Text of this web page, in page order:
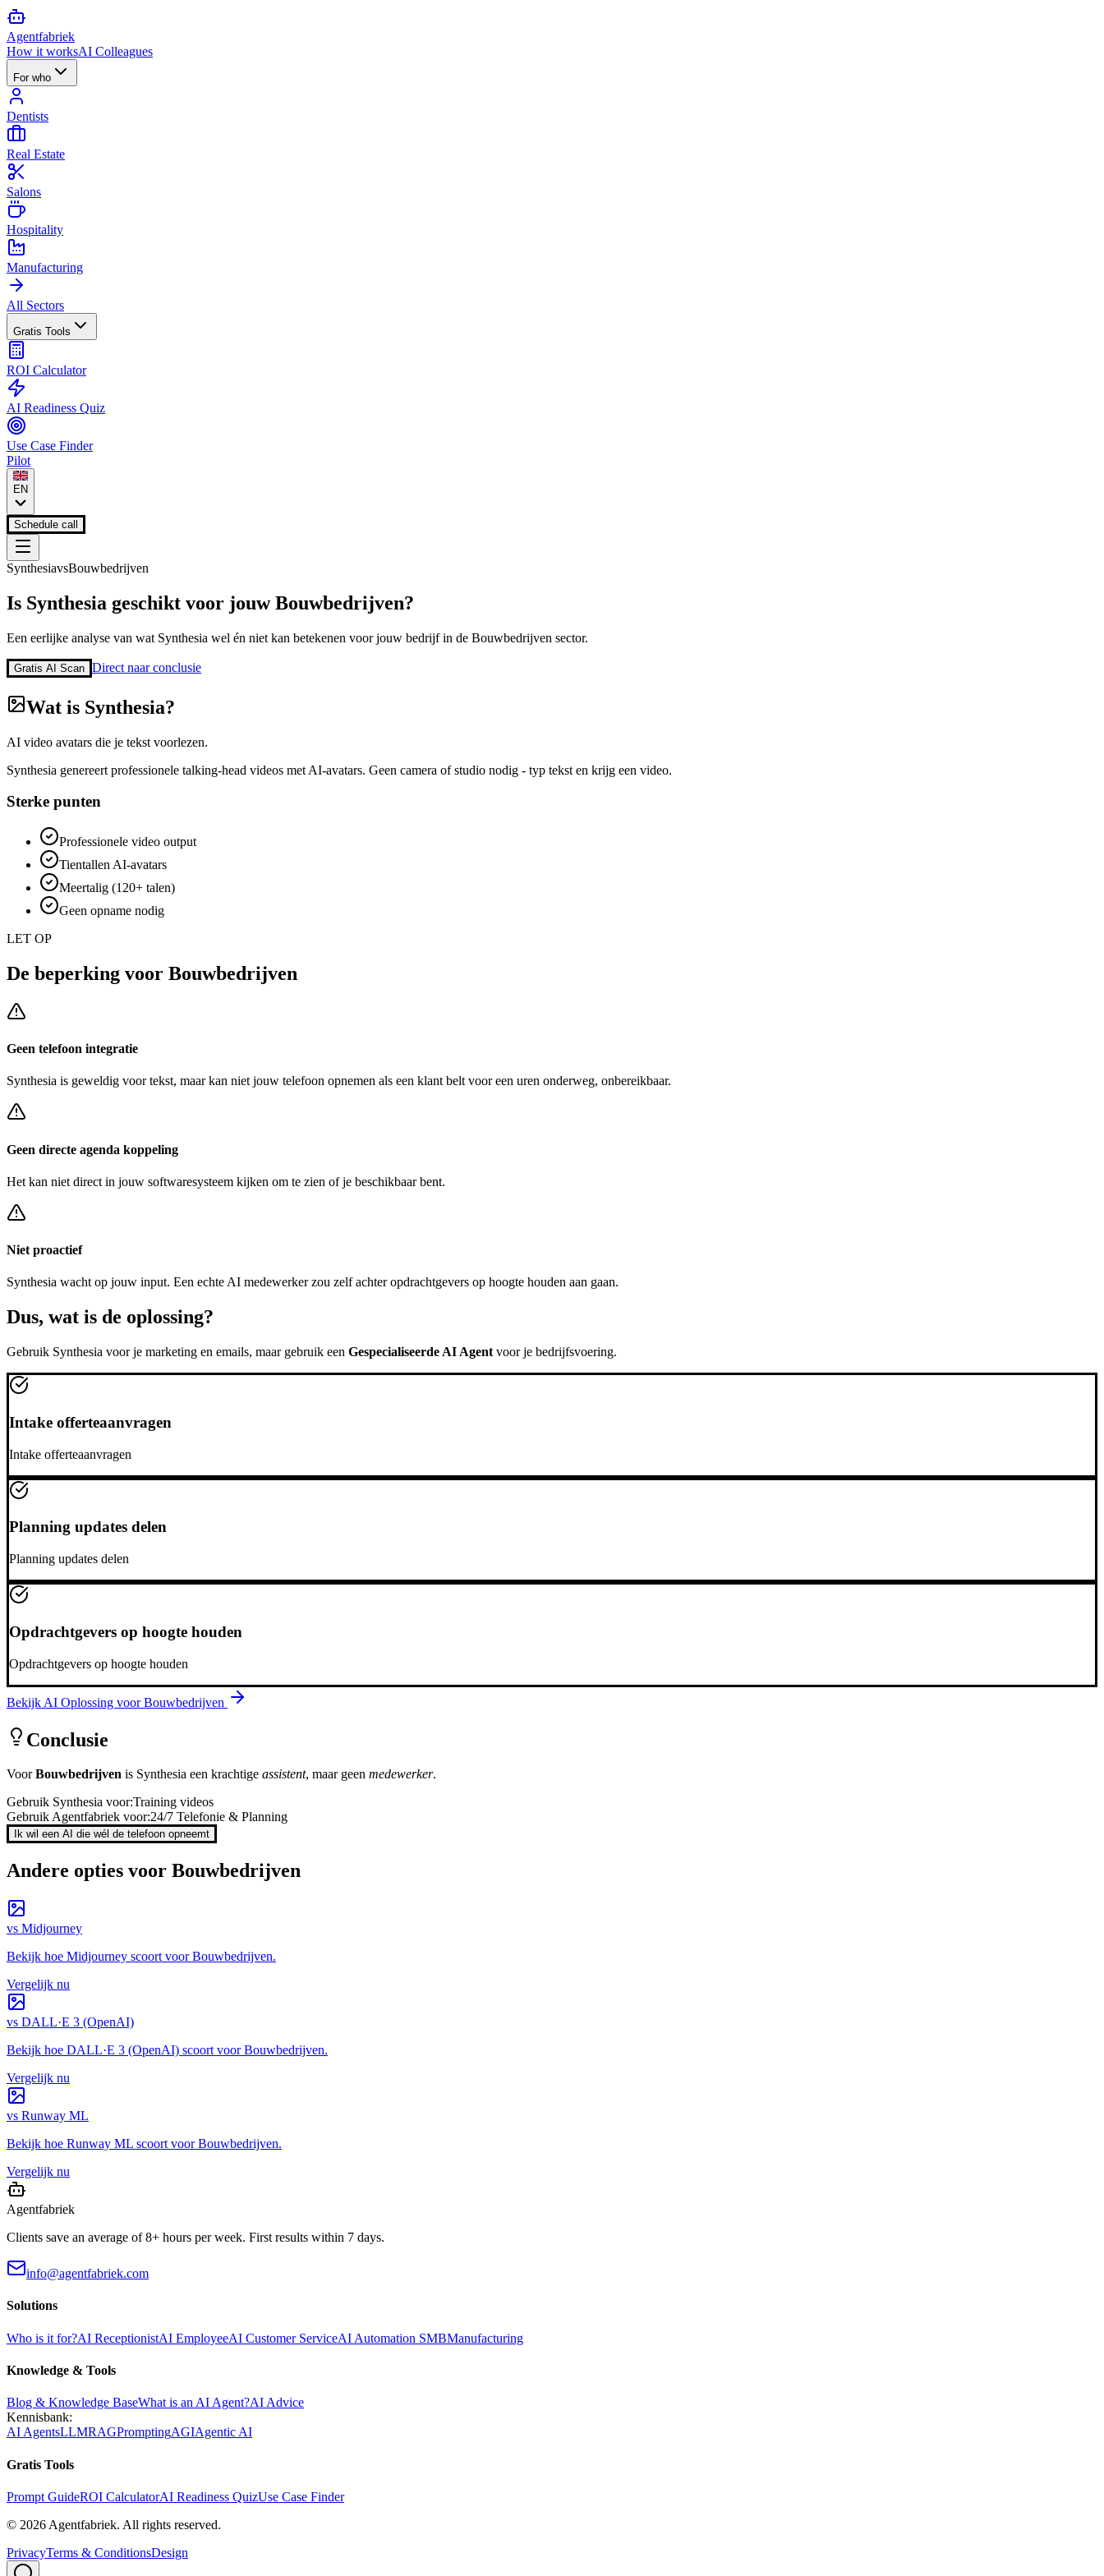
Agentfabriek
How it worksAI Colleagues
For who
Dentists
Real Estate
Salons
Hospitality
Manufacturing
All Sectors
Gratis Tools
ROI Calculator
AI Readiness Quiz
Use Case Finder
Pilot
EN
Schedule call
SynthesiavsBouwbedrijven
Is Synthesia geschikt voor jouwBouwbedrijven?
Een eerlijke analyse van wat Synthesia wel én niet kan betekenen voor jouw bedrijf in de Bouwbedrijven sector.
Gratis AI Scan Direct naar conclusie
Wat is Synthesia?
AI video avatars die je tekst voorlezen.
Synthesia genereert professionele talking-head videos met AI-avatars. Geen camera of studio nodig - typ tekst en krijg een video.
Sterke punten
Professionele video output
Tientallen AI-avatars
Meertalig (120+ talen)
Geen opname nodig
LET OP
De beperking voor Bouwbedrijven
Geen telefoon integratie
Synthesia is geweldig voor tekst, maar kan niet jouw telefoon opnemen als een klant belt voor een uren onderweg, onbereikbaar.
Geen directe agenda koppeling
Het kan niet direct in jouw softwaresysteem kijken om te zien of je beschikbaar bent.
Niet proactief
Synthesia wacht op jouw input. Een echte AI medewerker zou zelf achteropdrachtgevers op hoogte houden aan gaan.
Dus, wat is de oplossing?
Gebruik Synthesia voor je marketing en emails, maar gebruik een Gespecialiseerde AI Agent voor je bedrijfsvoering.
Intake offerteaanvragen
Intake offerteaanvragen
Planning updates delen
Planning updates delen
Opdrachtgevers op hoogte houden
Opdrachtgevers op hoogte houden
Bekijk AI Oplossing voorBouwbedrijven
Conclusie
VoorBouwbedrijven is Synthesia een krachtige assistent, maar geen medewerker.
Gebruik Synthesia voor:Training videos
Gebruik Agentfabriek voor:24/7 Telefonie & Planning
Ik wil een AI die wél de telefoon opneemt
Andere opties voor Bouwbedrijven
vs Midjourney
Bekijk hoe Midjourney scoort voorBouwbedrijven.
Vergelijk nu
vs DALL·E 3 (OpenAI)
Bekijk hoe DALL·E 3 (OpenAI) scoort voorBouwbedrijven.
Vergelijk nu
vs Runway ML
Bekijk hoe Runway ML scoort voorBouwbedrijven.
Vergelijk nu
Agentfabriek
Clients save an average of 8+ hours per week. First results within 7 days.
info@agentfabriek.com
Solutions
Who is it for?AI ReceptionistAI EmployeeAI Customer ServiceAI Automation SMBManufacturing
Knowledge & Tools
Blog & Knowledge BaseWhat is an AI Agent?AI Advice
Kennisbank:
AI AgentsLLMRAGPromptingAGIAgentic AI
Gratis Tools
Prompt GuideROI CalculatorAI Readiness QuizUse Case Finder
© 2026 Agentfabriek. All rights reserved.
PrivacyTerms & ConditionsDesign